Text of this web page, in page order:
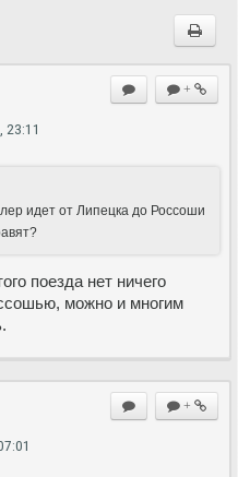
+
23:11
идет от Липецка до Россоши
поезда нет ничего
можно и многим
+